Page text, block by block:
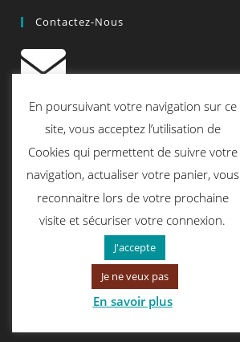
Contactez-Nous
contact@quiscrap.fr
Les Fiches Techniques et les Tutos
Le Blog
Conditions générales de vente
Mentions légales
Politique de confidentialité
politique de cookies
En poursuivant votre navigation sur ce
site, vous acceptez l’utilisation de
Cookies qui permettent de suivre votre
navigation, actualiser votre panier, vous
reconnaitre lors de votre prochaine
visite et sécuriser votre connexion.
J'accepte
Je ne veux pas
En savoir plus